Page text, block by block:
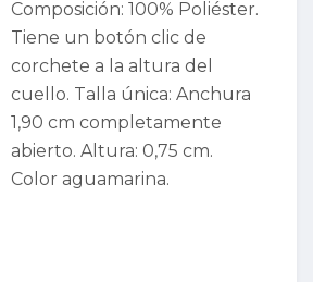
Composición: 100% Poliéster.
Tiene un botón clic de
corchete a la altura del
cuello. Talla única: Anchura
1,90 cm completamente
abierto. Altura: 0,75 cm.
Color aguamarina.